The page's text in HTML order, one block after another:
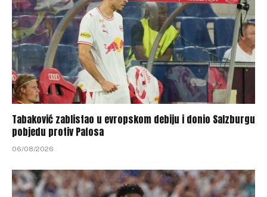
Tabaković zablistao u evropskom debiju i donio Salzburgu
pobjedu protiv Pafosa
06/08/2026